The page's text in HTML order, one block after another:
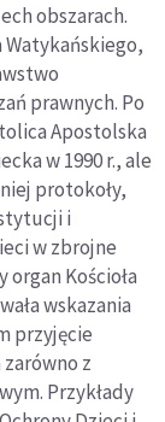
obszarach.
Watykańskiego,
prawnych. Po
Apostolska
w 1990 r., ale
protokoły,
i
w zbrojne
Kościoła
wskazania
przyjęcie
z
Przykłady